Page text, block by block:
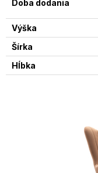
Doba dodania
Výška
Šírka
Hĺbka